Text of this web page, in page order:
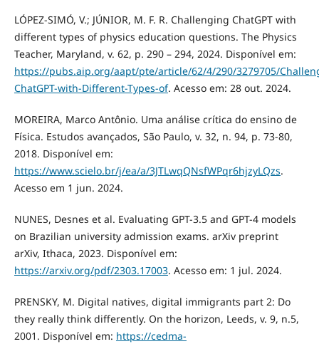
LÓPEZ-SIMÓ, V.; JÚNIOR, M. F. R. Challenging ChatGPT with
different types of physics education questions. The Physics
Teacher, Maryland, v. 62, p. 290 – 294, 2024. Disponível em:
https://pubs.aip.org/aapt/pte/article/62/4/290/3279705/
ChatGPT-with-Different-Types-of. Acesso em: 28 out. 2024.
MOREIRA, Marco Antônio. Uma análise crítica do ensino de
Física. Estudos avançados, São Paulo, v. 32, n. 94, p. 73-80,
2018. Disponível em:
https://www.scielo.br/j/ea/a/3JTLwqQNsfWPqr6hjzyLQzs.
Acesso em 1 jun. 2024.
NUNES, Desnes et al. Evaluating GPT-3.5 and GPT-4 models
on Brazilian university admission exams. arXiv preprint
arXiv, Ithaca, 2023. Disponível em:
https://arxiv.org/pdf/2303.17003. Acesso em: 1 jul. 2024.
PRENSKY, M. Digital natives, digital immigrants part 2: Do
they really think differently. On the horizon, Leeds, v. 9, n.5,
2001. Disponível em: https://cedma-